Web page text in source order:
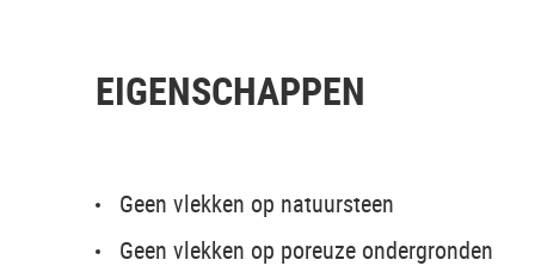
EIGENSCHAPPEN
Geen vlekken op natuursteen
Geen vlekken op poreuze ondergronden